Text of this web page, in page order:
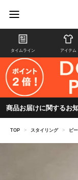
タイムライン アイテム
商品お届けに関するお
TOP > スタイリング > ビ